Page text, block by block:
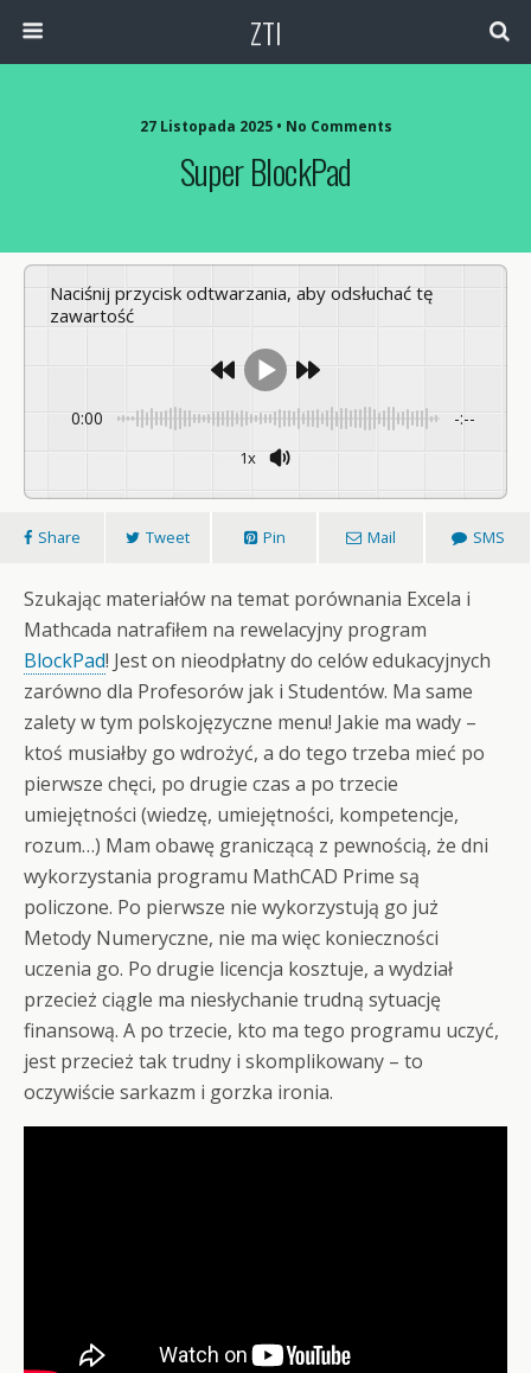
ZTI
27 Listopada 2025 • No Comments
Super BlockPad
Naciśnij przycisk odtwarzania, aby odsłuchać tę
zawartość
0:00 -:--
1x
Share Tweet Pin Mail SMS
Szukając materiałów na temat porównania Excela i
Mathcada natrafiłem na rewelacyjny program
BlockPad! Jest on nieodpłatny do celów edukacyjnych
zarówno dla Profesorów jak i Studentów. Ma same
zalety w tym polskojęzyczne menu! Jakie ma wady –
ktoś musiałby go wdrożyć, a do tego trzeba mieć po
pierwsze chęci, po drugie czas a po trzecie
umiejętności (wiedzę, umiejętności, kompetencje,
rozum…) Mam obawę graniczącą z pewnością, że dni
wykorzystania programu MathCAD Prime są
policzone. Po pierwsze nie wykorzystują go już
Metody Numeryczne, nie ma więc konieczności
uczenia go. Po drugie licencja kosztuje, a wydział
przecież ciągle ma niesłychanie trudną sytuację
finansową. A po trzecie, kto ma tego programu uczyć,
jest przecież tak trudny i skomplikowany – to
oczywiście sarkazm i gorzka ironia.